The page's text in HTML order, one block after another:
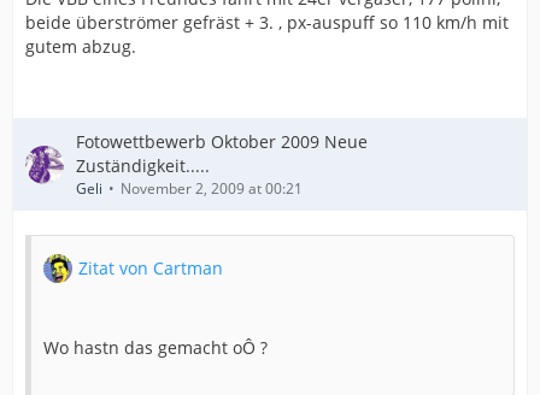
beide überströmer gefräst + 3. , px-auspuff so 110 km/h mit
gutem abzug.
Fotowettbewerb Oktober 2009 Neue
Zuständigkeit.....
Geli November 2, 2009 at 00:21
Zitat von Cartman
Wo hastn das gemacht oÔ ?